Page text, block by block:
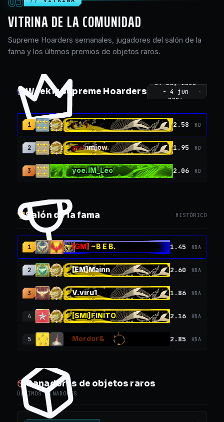
VITRINA DE LA COMUNIDAD
Supreme Hoarders semanales, jugadores del salón de la
fama y los últimos premios de objetos raros.
Weekly Supreme Hoarders
29 may 2026
- 4 jun
2026
1 (-*-) 2.58 KD
2 grimmjow. 1.95 KD
3 yoe.IM_Leo 2.06 KD
Salón de la fama HISTÓRICO
1 [GM] ~B E B. 1.45 KDA
2 [EM]Mainn 2.60 KDA
3 V.viru1 1.86 KDA
4 [SMI]FINITO 2.16 KDA
5 Mordor& 2.85 KDA
Ganadores de objetos raros
ÚLTIMOS GANADORES